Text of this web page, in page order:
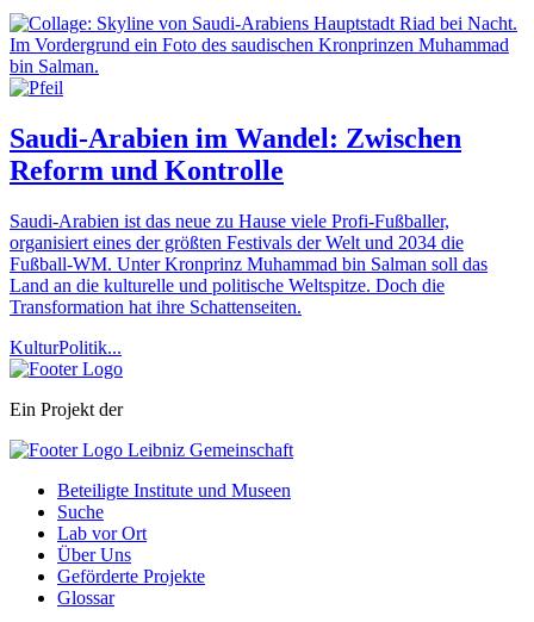
Saudi-Arabien im Wandel: Zwischen
Reform und Kontrolle
Saudi-Arabien ist das neue zu Hause viele Profi-Fußballer,
organisiert eines der größten Festivals der Welt und 2034 die
Fußball-WM. Unter Kronprinz Muhammad bin Salman soll das
Land an die kulturelle und politische Weltspitze. Doch die
Transformation hat ihre Schattenseiten.
KulturPolitik...
Ein Projekt der
Beteiligte Institute und Museen
Suche
Lab vor Ort
Über Uns
Geförderte Projekte
Glossar